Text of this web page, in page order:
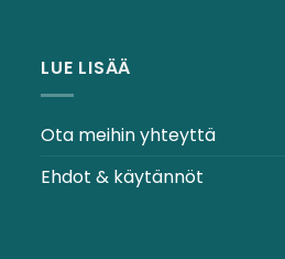
LUE LISÄÄ
Ota meihin yhteyttä
Ehdot & käytännöt